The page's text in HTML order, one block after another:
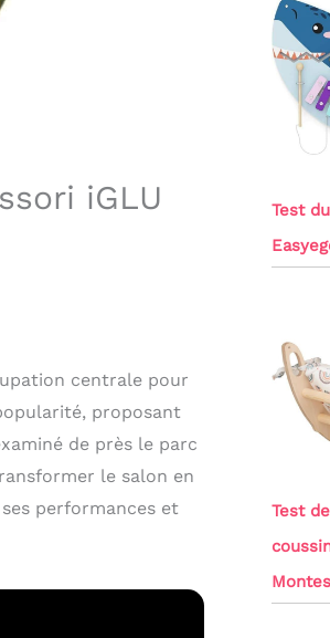
iGLU
centrale pour
proposant
de près le parc
le salon en
performances et
Test
Test